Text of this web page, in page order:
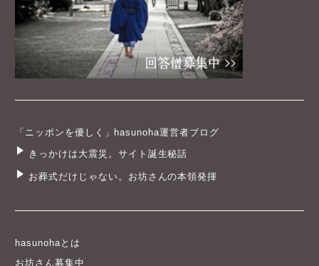
「ニッポンを優しく」hasunoha運営者ブログ
きっかけは大震災。サイト誕生秘話
お葬式だけじゃない。お坊さんの本領発揮
hasunohaとは
お坊さん募集中